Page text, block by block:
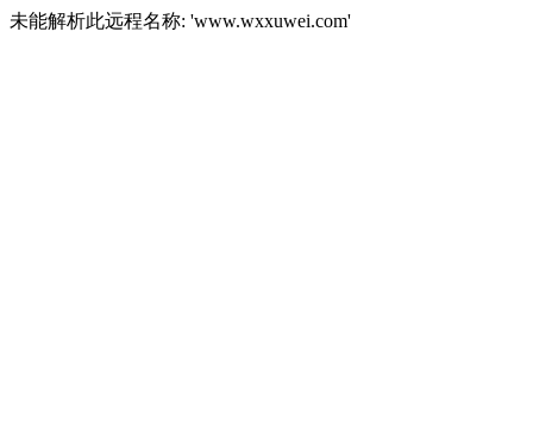
未能解析此远程名称: 'www.wxxuwei.com'